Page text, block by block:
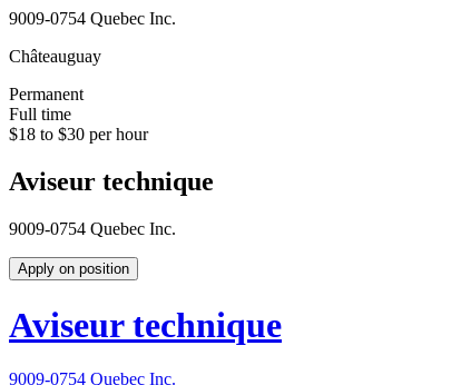
9009-0754 Quebec Inc.
Châteauguay
Permanent
Full time
$18 to $30 per hour
Aviseur technique
9009-0754 Quebec Inc.
Apply on position
Aviseur technique
9009-0754 Quebec Inc.